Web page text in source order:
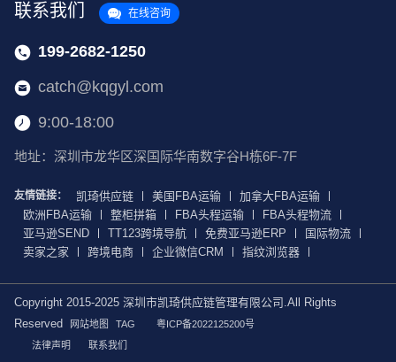
联系我们 在线咨询
199-2682-1250
catch@kqgyl.com
9:00-18:00
地址：深圳市龙华区深国际华南数字谷H栋6F-7F
友情链接： 凯琦供应链 美国FBA运输
加拿大FBA运输
欧洲FBA运输
整柜拼箱 FBA头程运输
FBA头程物流
亚马逊SEND
TT123跨境导航 免费亚马逊ERP
国际物流
卖家之家
跨境电商 企业微信CRM 指纹浏览器
Copyright 2015-2025 深圳市凯琦供应链管理有限公司.All Rights
Reserved
网站地图 TAG
粤ICP备2022125200号
法律声明
联系我们